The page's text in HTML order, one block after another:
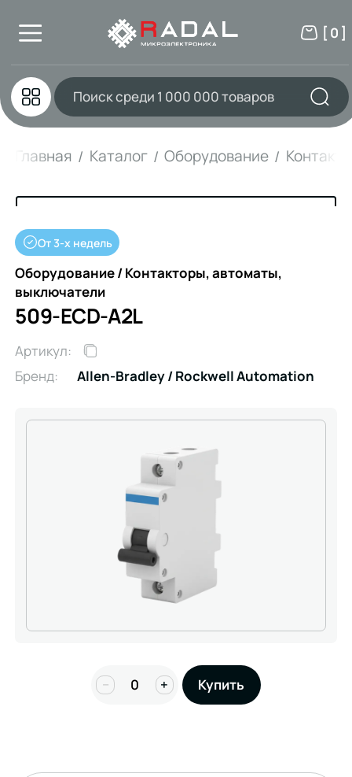
[ 0 ]
Главная Каталог Оборудование
От 3-х недель
Оборудование / Контакторы, автоматы,
выключатели
509-ECD-A2L
Артикул:
Бренд:
Allen-Bradley / Rockwell Automation
− + Купить